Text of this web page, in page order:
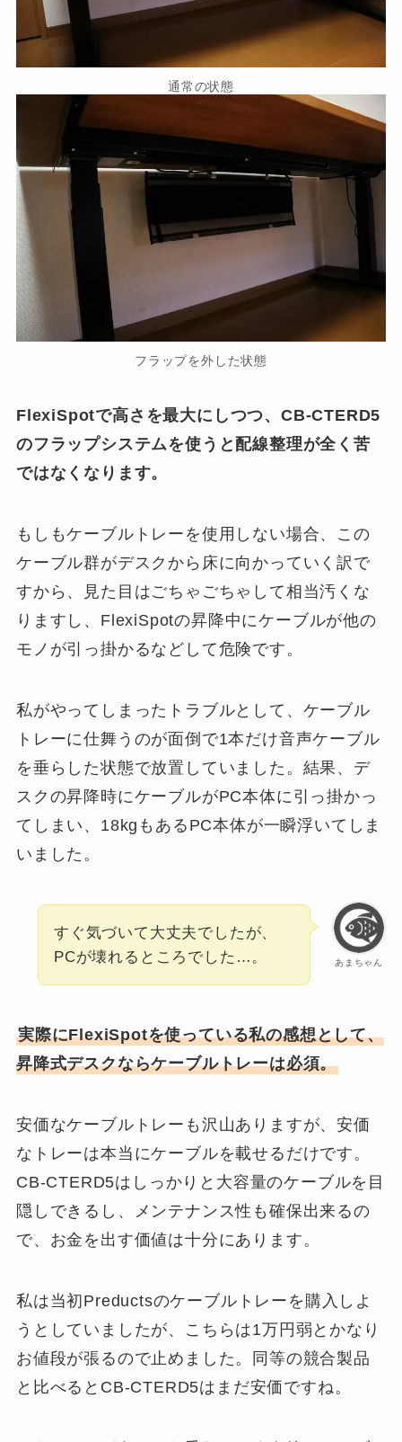
通常の状態
フラップを外した状態
FlexiSpotで高さを最大にしつつ、CB-CTERD5
のフラップシステムを使うと配線整理が全く苦
ではなくなります。
もしもケーブルトレーを使用しない場合、この
ケーブル群がデスクから床に向かっていく訳で
すから、見た目はごちゃごちゃして相当汚くな
りますし、FlexiSpotの昇降中にケーブルが他の
モノが引っ掛かるなどして危険です。
私がやってしまったトラブルとして、ケーブル
トレーに仕舞うのが面倒で1本だけ音声ケーブル
を垂らした状態で放置していました。結果、デ
スクの昇降時にケーブルがPC本体に引っ掛かっ
てしまい、18kgもあるPC本体が一瞬浮いてしま
いました。
あまちゃん
すぐ気づいて大丈夫でしたが、
PCが壊れるところでした…。
実際にFlexiSpotを使っている私の感想として、
昇降式デスクならケーブルトレーは必須。
安価なケーブルトレーも沢山ありますが、安価
なトレーは本当にケーブルを載せるだけです。
CB-CTERD5はしっかりと大容量のケーブルを目
隠しできるし、メンテナンス性も確保出来るの
で、お金を出す価値は十分にあります。
私は当初Preductsのケーブルトレーを購入しよ
うとしていましたが、こちらは1万円弱とかなり
お値段が張るので止めました。同等の競合製品
と比べるとCB-CTERD5はまだ安価ですね。